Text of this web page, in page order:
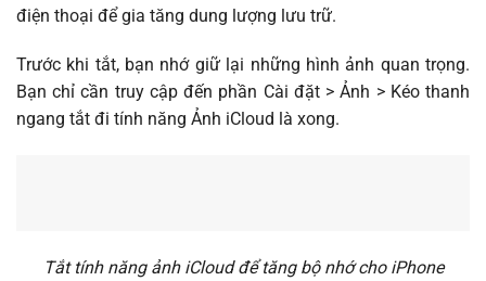
điện thoại để gia tăng dung lượng lưu trữ.
Trước khi tắt, bạn nhớ giữ lại những hình ảnh quan trọng.
Bạn chỉ cần truy cập đến phần Cài đặt > Ảnh > Kéo thanh
ngang tắt đi tính năng Ảnh iCloud là xong.
Tắt tính năng ảnh iCloud để tăng bộ nhớ cho iPhone